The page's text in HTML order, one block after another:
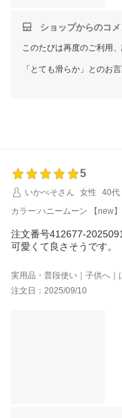
ショップからのコメ
このたびは再度のご利用
「とても滑らか」とのお
受け止めさせていただき
5
いかぺそさん
女性
40代
カラー:ハニームーン 【new】
注文番号412677-
可愛くて良さそうです。
実用品・普段使い｜子供へ｜
注文日：2025/09/10